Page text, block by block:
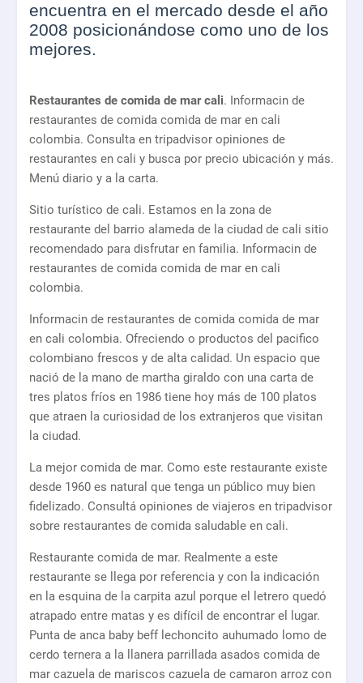
encuentra en el mercado desde el año
2008 posicionándose como uno de los
mejores.
Restaurantes de comida de mar cali. Informacin de
restaurantes de comida comida de mar en cali
colombia. Consulta en tripadvisor opiniones de
restaurantes en cali y busca por precio ubicación y más.
Menú diario y a la carta.
Sitio turístico de cali. Estamos en la zona de
restaurante del barrio alameda de la ciudad de cali sitio
recomendado para disfrutar en familia. Informacin de
restaurantes de comida comida de mar en cali
colombia.
Informacin de restaurantes de comida comida de mar
en cali colombia. Ofreciendo o productos del pacifico
colombiano frescos y de alta calidad. Un espacio que
nació de la mano de martha giraldo con una carta de
tres platos fríos en 1986 tiene hoy más de 100 platos
que atraen la curiosidad de los extranjeros que visitan
la ciudad.
La mejor comida de mar. Como este restaurante existe
desde 1960 es natural que tenga un público muy bien
fidelizado. Consultá opiniones de viajeros en tripadvisor
sobre restaurantes de comida saludable en cali.
Restaurante comida de mar. Realmente a este
restaurante se llega por referencia y con la indicación
en la esquina de la carpita azul porque el letrero quedó
atrapado entre matas y es difícil de encontrar el lugar.
Punta de anca baby beff lechoncito auhumado lomo de
cerdo ternera a la llanera parrillada asados comida de
mar cazuela de mariscos cazuela de camaron arroz con